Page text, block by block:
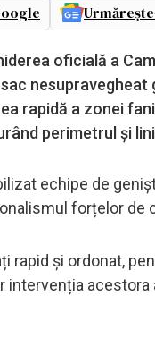
oficială a
rapidă a zonei
perimetrul și
echipe de
forțelor de
rapid și ordonat,
intervenția